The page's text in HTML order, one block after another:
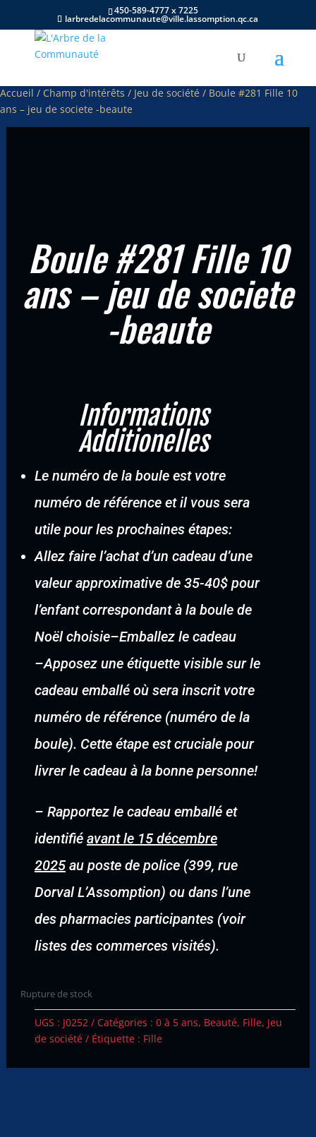
450-589-4777 x 7225
larbredelacommunaute@ville.lassomption.qc.ca
Accueil / Champ d'intérêts / Jeu de société / Boule #281 Fille 10
ans – jeu de societe -beaute
Boule #281 Fille 10
ans – jeu de societe
-beaute
Informations
Additionelles
Le numéro de la boule est votre
numéro de référence et il vous sera
utile pour les prochaines étapes:
Allez faire l’achat d’un cadeau d’une
valeur approximative de 35-40$ pour
l’enfant correspondant à la boule de
Noël choisie–Emballez le cadeau
–Apposez une étiquette visible sur le
cadeau emballé où sera inscrit votre
numéro de référence (numéro de la
boule). Cette étape est cruciale pour
livrer le cadeau à la bonne personne!
– Rapportez le cadeau emballé et
identifié avant le 15 décembre
2025au poste de police (399, rue
Dorval L’Assomption) ou dans l’une
des pharmacies participantes (voir
listes des commerces visités).
Rupture de stock
UGS : J0252 Catégories : 0 à 5 ans, Beauté, Fille, Jeu
de société
Étiquette : Fille